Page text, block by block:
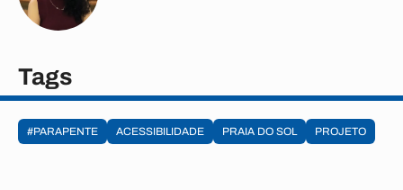
Tags
#PARAPENTE ACESSIBILIDADE PRAIA DO SOL PROJETO